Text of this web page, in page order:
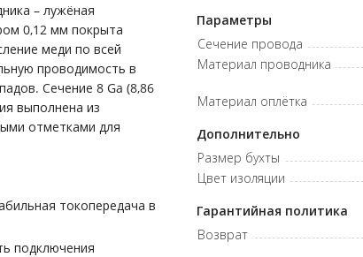
– лужёная
0,12 мм покрыта
меди по всей
проводимость в
Сечение 8 Ga (8,86
выполнена из
отметками для
токопередача в
подключения
Параметры
Сечение провода
Материал проводника
Материал оплётка
Дополнительно
Размер бухты
Цвет изоляции
Гарантийная политика
Возврат